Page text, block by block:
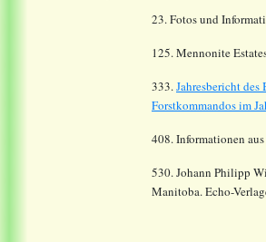
23. Fotos und
125. Mennonite
333.Jahresbericht
Forstkommandos im
408. Informationen
530. Johann Philipp
Manitoba. Echo-